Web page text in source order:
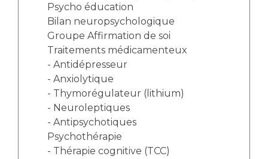
Psycho éducation
Bilan neuropsychologique
Groupe Affirmation de soi
Traitements médicamenteux
- Antidépresseur
- Anxiolytique
- Thymorégulateur (lithium)
- Neuroleptiques
- Antipsychotiques
Psychothérapie
- Thérapie cognitive (TCC)